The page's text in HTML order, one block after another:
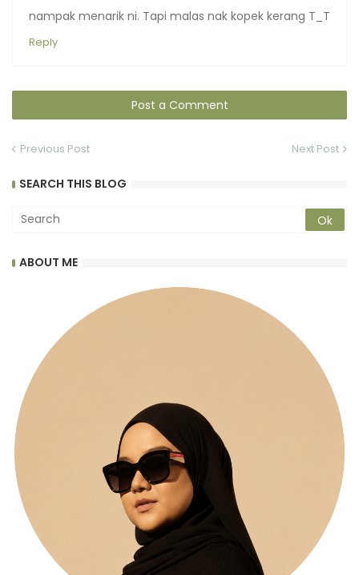
nampak menarik ni. Tapi malas nak kopek kerang T_T
Reply
Post a Comment
Previous Post Next Post
SEARCH THIS BLOG
ABOUT ME